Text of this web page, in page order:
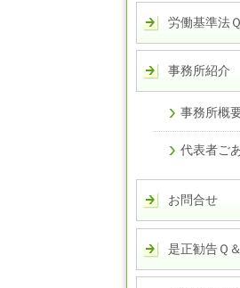
労働基準法
事務所紹介
事務所概
代表者ご
お問合せ
是正勧告Ｑ